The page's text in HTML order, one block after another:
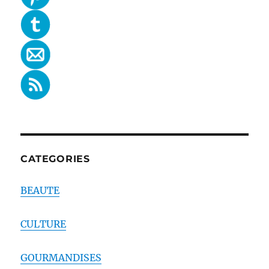
CATEGORIES
BEAUTE
CULTURE
GOURMANDISES